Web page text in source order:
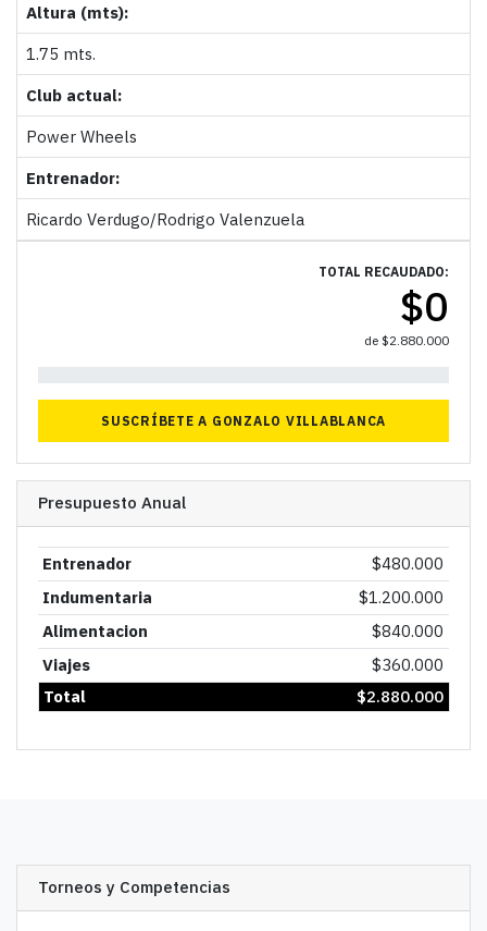
Altura (mts):
1.75 mts.
Club actual:
Power Wheels
Entrenador:
Ricardo Verdugo/Rodrigo Valenzuela
TOTAL RECAUDADO:
$0
de$2.880.000
SUSCRÍBETE A GONZALO VILLABLANCA
Presupuesto Anual
Entrenador $480.000
Indumentaria
$1.200.000
Alimentacion
$840.000
Viajes
$360.000
Total
$2.880.000
Torneos y Competencias